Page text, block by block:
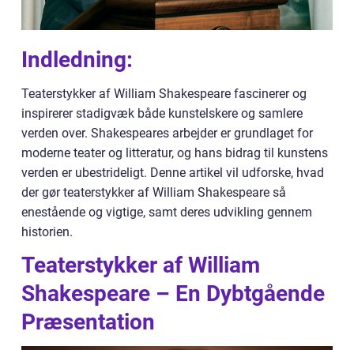
Indledning:
Teaterstykker af William Shakespeare fascinerer og
inspirerer stadigvæk både kunstelskere og samlere
verden over. Shakespeares arbejder er grundlaget for
moderne teater og litteratur, og hans bidrag til kunstens
verden er ubestrideligt. Denne artikel vil udforske, hvad
der gør teaterstykker af William Shakespeare så
enestående og vigtige, samt deres udvikling gennem
historien.
Teaterstykker af William
Shakespeare – En Dybtgående
Præsentation